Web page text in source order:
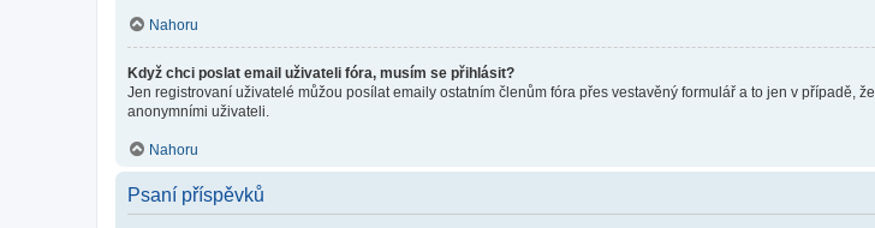
Nahoru
Když chci poslat email uživateli fóra, musím se přihlásit?
Jen registrovaní uživatelé můžou posílat emaily ostatním členům fóra přes vestavěný formulář a to jen v případě,
anonymními uživateli.
Nahoru
Psaní příspěvků